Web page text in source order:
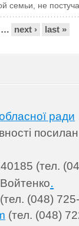
семьи, не
… next › last »
ради
(тел.
.
(тел. (048)
(тел. (048)